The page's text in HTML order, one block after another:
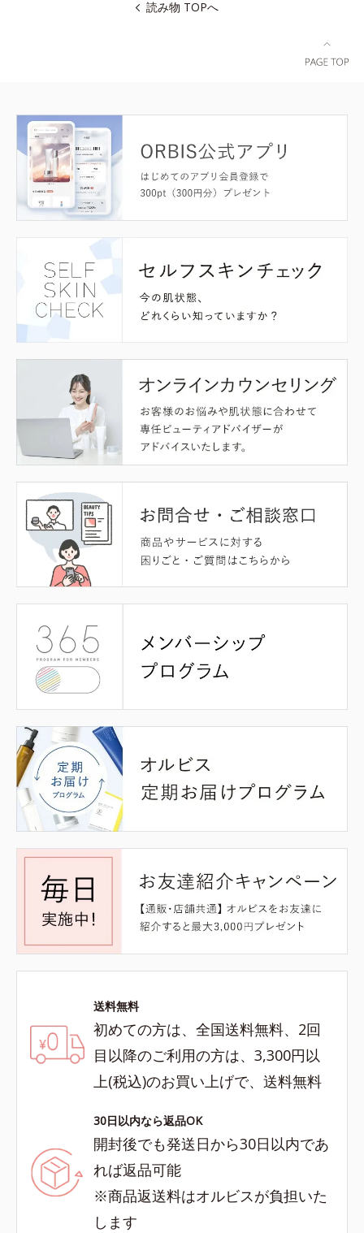
読み物 TOPへ
送料無料
初めての方は、全国送料無料、2回
目以降のご利用の方は、3,300円以
上(税込)のお買い上げで、送料無料
30日以内なら返品OK
開封後でも発送日から30日以内であ
れば返品可能
※商品返送料はオルビスが負担いた
します